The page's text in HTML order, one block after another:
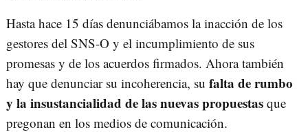
Hasta hace 15 días denunciábamos la inacción de los
gestores del SNS-O y el incumplimiento de sus
promesas y de los acuerdos firmados. Ahora también
hay que denunciar su incoherencia, su falta de rumbo
y la insustancialidad de las nuevas propuestas que
pregonan en los medios de comunicación.